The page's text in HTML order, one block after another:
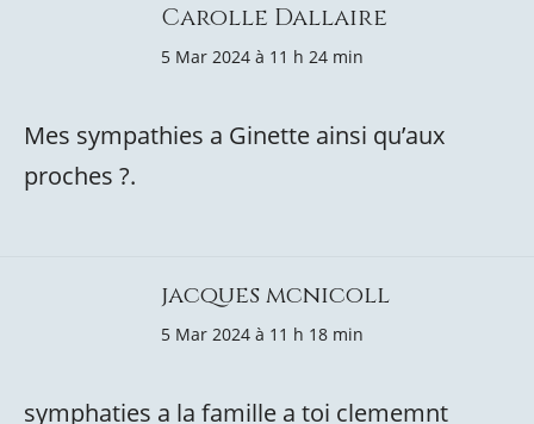
Carolle Dallaire
5 Mar 2024 à 11 h 24 min
Mes sympathies a Ginette ainsi qu’aux
proches ?.
jacques mcnicoll
5 Mar 2024 à 11 h 18 min
symphaties a la famille a toi clememnt